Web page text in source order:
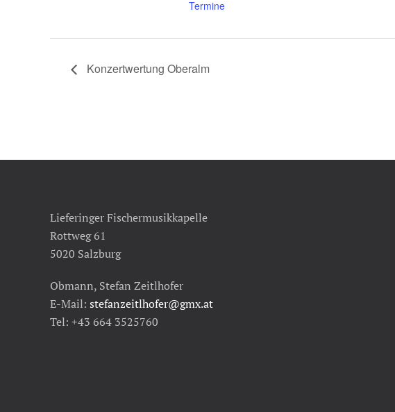
Termine
Konzertwertung Oberalm
Lieferinger Fischermusikkapelle
Rottweg 61
5020 Salzburg
Obmann, Stefan Zeitlhofer
E-Mail: stefanzeitlhofer@gmx.at
Tel: +43 664 3525760